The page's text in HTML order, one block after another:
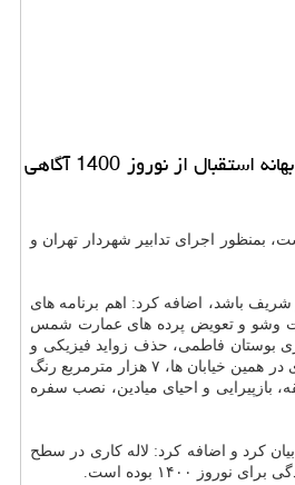
ال مور: شهردار منطقه 12 تهران از اقدامات حوزه خدمات شهری این منطقه نظیر احیای گذرگالری ارباب جمشید و خانه تکانی عمارت تاریخی شمس العماره به بهانه استقبال از نوروز 1400 آگاهی
بمنظور اجرای تدابیر شهردار تهران و
باشد، اضافه کرد: اهم برنامه های
۱۷ شهریور و ابوسعید ابوالخیر، مرمت، بازسازی، شست وشو و تعویض پرده های عمارت شمس
راه اندازی بوستان فاطمی، حذف زواید فیزیکی و
بصری و پاکسازی تبلیغات غیرمجاز، نصب ۲۲ عدد تخم مرغ رنگی، ۶ هزار مترمربع نورپردازی در خیابان های اصلی منطقه، ۸ هزار و ۵۰۰ مترمربع رنگ آمیزی المان های ترافیکی و شهری در همین خیابان ها، ۷ هزار مترمربع رنگ
و احیای میادین، نصب سفره
کرد و اضافه کرد: لاله کاری در سطح
بوده است.